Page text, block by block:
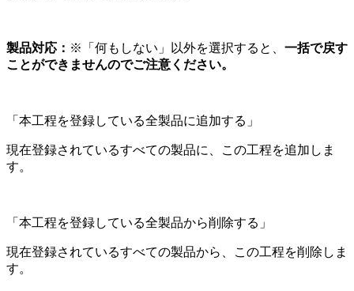
製品対応： ※「何もしない」以外を選択すると、 一括で戻す
ことができませんのでご注意ください。
「本工程を登録している全製品に追加する」
現在登録されているすべての製品に、この工程を追加しま
す。
「本工程を登録している全製品から削除する」
現在登録されているすべての製品から、この工程を削除しま
す。